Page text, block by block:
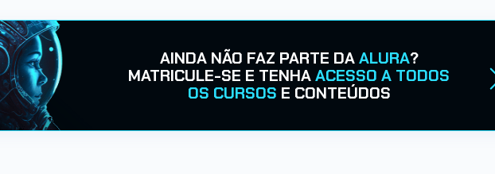
AINDA NÃO FAZ PARTE DAALURA?
MATRICULE-SE E TENHAACESSO A TODOS
OS CURSOS E CONTEÚDOS